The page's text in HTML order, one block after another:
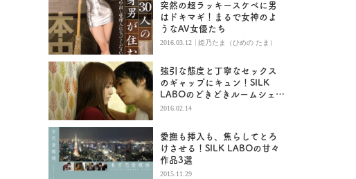
突然の超ラッキースケベに男
はドキマギ！まるで女神のよ
うなAV女優たち
2016.03.12 | 姫乃たま（ひめの たま）
強引な態度と丁寧なセックス
のギャップにキュン！SILK
LABOのどきどきルームシェア
作品
2016.02.14
愛撫も挿入も、焦らしてとろ
けさせる！SILK LABOの甘々
作品3選
2015.11.29